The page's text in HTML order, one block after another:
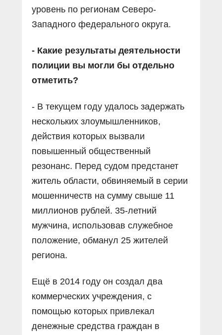
уровень по регионам Северо-
Западного федерального округа.
- Какие результаты деятельности
полиции вы могли бы отдельно
отметить?
- В текущем году удалось задержать
нескольких злоумышленников,
действия которых вызвали
повышенный общественный
резонанс. Перед судом предстанет
житель области, обвиняемый в серии
мошенничеств на сумму свыше 11
миллионов рублей. 35-летний
мужчина, использовав служебное
положение, обманул 25 жителей
региона.
Ещё в 2014 году он создал два
коммерческих учреждения, с
помощью которых привлекал
денежные средства граждан в